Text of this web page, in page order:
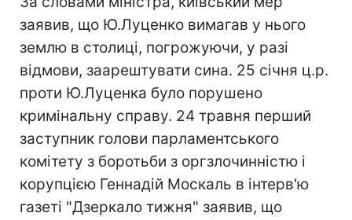
заявив, що Ю.Луценко вимагав у нього
землю в столиці, погрожуючи, у разі
відмови, заарештувати сина. 25 січня ц.р.
проти Ю.Луценка було порушено
кримінальну справу. 24 травня перший
заступник голови парламентського
комітету з боротьби з оргзлочинністю і
корупцією Геннадій Москаль в інтерв'ю
газеті "Дзеркало тижня" заявив, що